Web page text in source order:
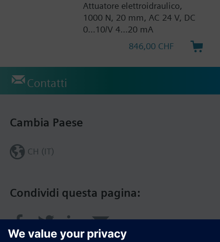
Attuatore elettroidraulico,
1000 N, 20 mm, AC 24 V, DC
0...10/V 4...20 mA
846,00 CHF
Contatti
Condividi questa pagina:
Cambia Paese
CH (IT)